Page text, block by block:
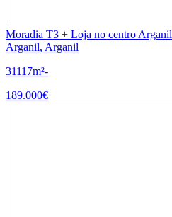
Moradia T3 + Loja no centro Arganil
Arganil, Arganil
31117m²-
189.000€